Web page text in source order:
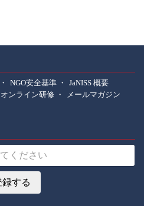
NGO安全基準
JaNISS 概要
オンライン研修
メールマガジン